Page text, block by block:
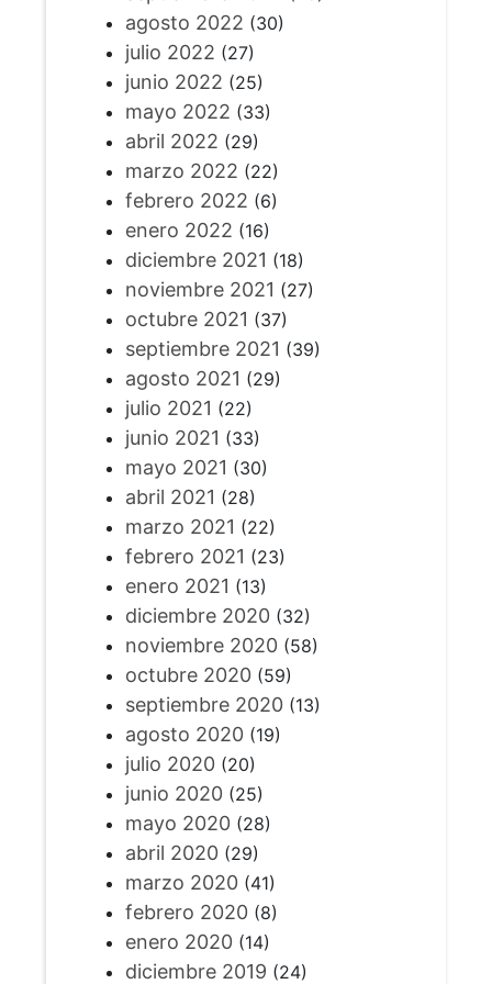
agosto 2022 (30)
julio 2022 (27)
junio 2022 (25)
mayo 2022 (33)
abril 2022 (29)
marzo 2022 (22)
febrero 2022 (6)
enero 2022 (16)
diciembre 2021 (18)
noviembre 2021 (27)
octubre 2021 (37)
septiembre 2021 (39)
agosto 2021 (29)
julio 2021 (22)
junio 2021 (33)
mayo 2021 (30)
abril 2021 (28)
marzo 2021 (22)
febrero 2021 (23)
enero 2021 (13)
diciembre 2020(32)
noviembre 2020(58)
octubre 2020(59)
septiembre 2020(13)
agosto 2020(19)
julio 2020(20)
junio 2020(25)
mayo 2020(28)
abril 2020(29)
marzo 2020(41)
febrero 2020(8)
enero 2020(14)
diciembre 2019 (24)